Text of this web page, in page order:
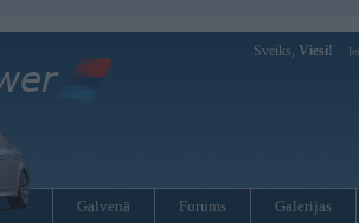
Sveiks, Viesi!
Galvenā Forums Galerijas